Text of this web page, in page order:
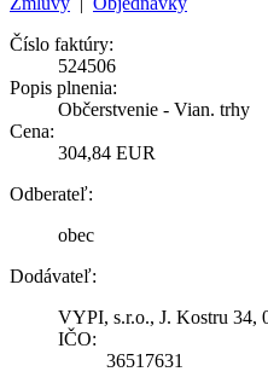
Číslo faktúry:
524506
Popis plnenia:
Občerstvenie - Vian. trhy
Cena:
304,84 EUR
Odberateľ:
obec
Dodávateľ:
VYPI, s.r.o., J. Kostru 34,
IČO:
36517631